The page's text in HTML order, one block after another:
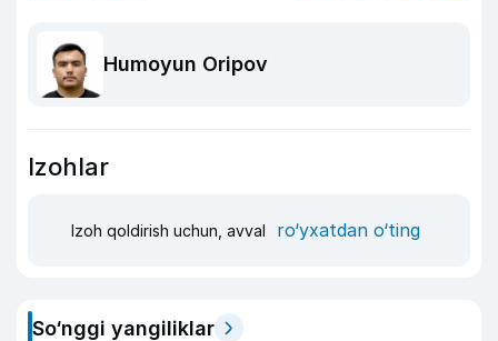
Humoyun Oripov
Izohlar
Izoh qoldirish uchun, avval ro‘yxatdan o‘ting
So‘nggi yangiliklar